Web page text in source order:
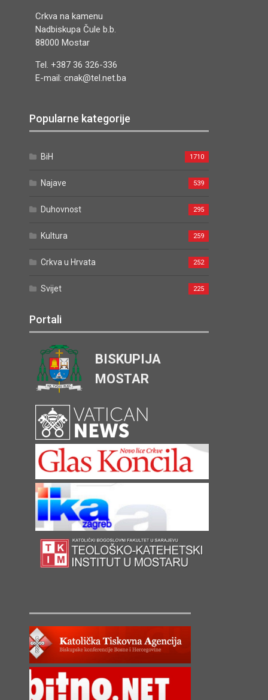
Crkva na kamenu
Nadbiskupa Čule b.b.
88000 Mostar
Tel. +387 36 326-336
E-mail: cnak@tel.net.ba
Popularne kategorije
BiH 1710
Najave 539
Duhovnost 295
Kultura 259
Crkva u Hrvata 252
Svijet 225
Portali
BISKUPIJA
MOSTAR